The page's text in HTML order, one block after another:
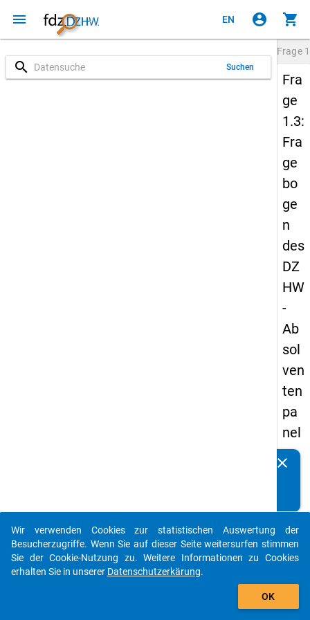
menu EN account_circle shopping_cart
search Suchen
Frage
Fra
ge
1.3:
Fra
ge
bo
ge
n
des
DZ
HW
-
Ab
sol
ven
ten
pa
nel
s
-
ers
te
clear
auto_stories
add_shopping_cart
Wir verwenden Cookies zur statistischen Auswertung der
Besucherzugriffe. Wenn Sie auf dieser Seite weitersurfen stimmen
Sie der Cookie-Nutzung zu. Weitere Informationen zu Cookies
erhalten Sie in unserer Datenschutzerkärung.
OK